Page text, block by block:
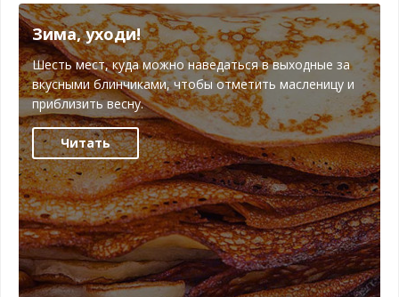
Зима, уходи!
Шесть мест, куда можно наведаться в выходные за
вкусными блинчиками, чтобы отметить масленицу и
приблизить весну.
Читать